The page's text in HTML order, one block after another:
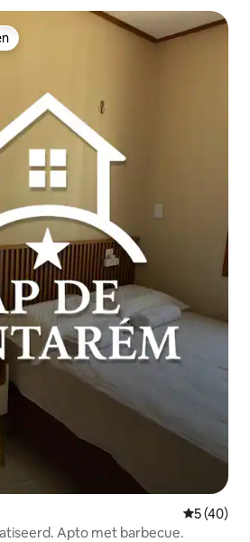
5 (40)
Apto met barbecue.